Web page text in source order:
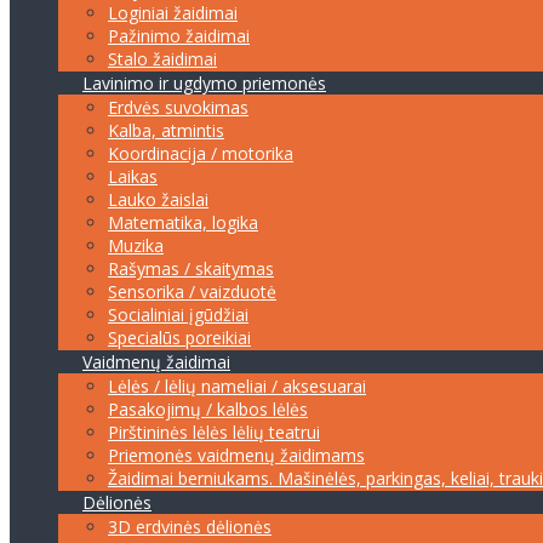
Loginiai žaidimai
Pažinimo žaidimai
Stalo žaidimai
Lavinimo ir ugdymo priemonės
Erdvės suvokimas
Kalba, atmintis
Koordinacija / motorika
Laikas
Lauko žaislai
Matematika, logika
Muzika
Rašymas / skaitymas
Sensorika / vaizduotė
Socialiniai įgūdžiai
Specialūs poreikiai
Vaidmenų žaidimai
Lėlės / lėlių nameliai / aksesuarai
Pasakojimų / kalbos lėlės
Pirštininės lėlės lėlių teatrui
Priemonės vaidmenų žaidimams
Žaidimai berniukams. Mašinėlės, parkingas, keliai,
Dėlionės
3D erdvinės dėlionės